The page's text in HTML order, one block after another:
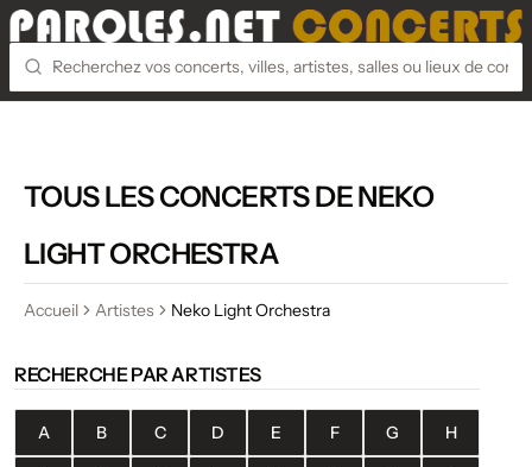
TOUS LES CONCERTS DE NEKO
LIGHT ORCHESTRA
Accueil Artistes Neko Light Orchestra
RECHERCHE PAR ARTISTES
A B C D E F G H